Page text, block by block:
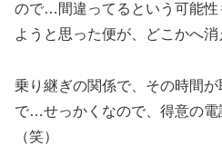
ので…間違ってるという可能性
ようと思った便が、どこかへ消
乗り継ぎの関係で、その時間
で…せっかくなので、得意の電
（笑）